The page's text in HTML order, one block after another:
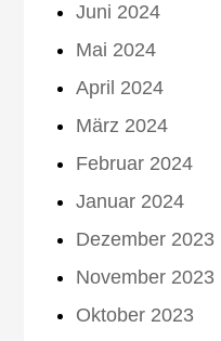
Juni 2024
Mai 2024
April 2024
März 2024
Februar 2024
Januar 2024
Dezember 2023
November 2023
Oktober 2023